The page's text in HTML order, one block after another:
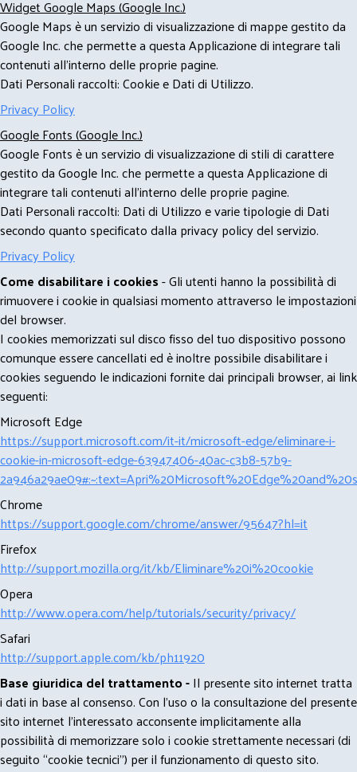
Widget Google Maps (Google Inc.)
Google Maps è un servizio di visualizzazione di mappe gestito da
Google Inc. che permette a questa Applicazione di integrare tali
contenuti all'interno delle proprie pagine.
Dati Personali raccolti: Cookie e Dati di Utilizzo.
Privacy Policy
Google Fonts (Google Inc.)
Google Fonts è un servizio di visualizzazione di stili di carattere
gestito da Google Inc. che permette a questa Applicazione di
integrare tali contenuti all'interno delle proprie pagine.
Dati Personali raccolti: Dati di Utilizzo e varie tipologie di Dati
secondo quanto specificato dalla privacy policy del servizio.
Privacy Policy
Come disabilitare i cookies- Gli utenti hanno la possibilità di
rimuovere i cookie in qualsiasi momento attraverso le impostazioni
del browser.
I cookies memorizzati sul disco fisso del tuo dispositivo possono
comunque essere cancellati ed è inoltre possibile disabilitare i
cookies seguendo le indicazioni fornite dai principali browser, ai link
seguenti:
Microsoft Edge
https://support.microsoft.com/it-it/microsoft-edge/eliminare-i-
cookie-in-microsoft-edge-63947406-40ac-c3b8-57b9-
Chrome
https://support.google.com/chrome/answer/95647?hl=it
Firefox
http://support.mozilla.org/it/kb/Eliminare%20i%20cookie
Opera
http://www.opera.com/help/tutorials/security/privacy/
Safari
http://support.apple.com/kb/ph11920
Base giuridica del trattamento -Il presente sito internet tratta
i dati in base al consenso. Con l'uso o la consultazione del presente
sito internet l’interessato acconsente implicitamente alla
possibilità di memorizzare solo i cookie strettamente necessari (di
seguito “cookie tecnici”) per il funzionamento di questo sito.